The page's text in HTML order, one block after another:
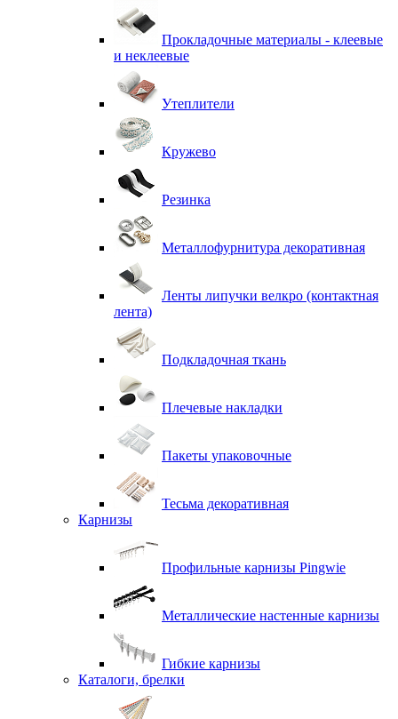
Прокладочные материалы - клеевые
и неклеевые
Утеплители
Кружево
Резинка
Металлофурнитура декоративная
Ленты липучки велкро (контактная
лента)
Подкладочная ткань
Плечевые накладки
Пакеты упаковочные
Тесьма декоративная
Карнизы
Профильные карнизы Pingwie
Металлические настенные карнизы
Гибкие карнизы
Каталоги, брелки